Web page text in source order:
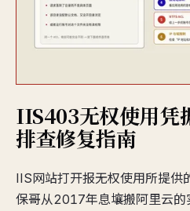
IIS403无权使用凭
排查修复指南
IIS网站打开报无权使用所提供
保哥从2017年息壤搬阿里云